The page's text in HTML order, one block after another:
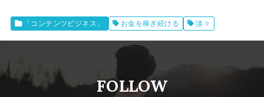
「コンテンツビジネス」 お金を稼ぎ続ける 淡々
FOLLOW